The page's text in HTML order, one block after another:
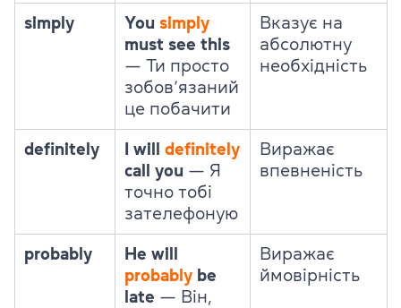
simply You simply
must see this
— Ти просто
зобов’язаний
це побачити
Вказує на
абсолютну
необхідність
definitely I will definitely
call you — Я
точно тобі
зателефоную
Виражає
впевненість
probably
He will
probably be
late — Він,
Виражає
ймовірність